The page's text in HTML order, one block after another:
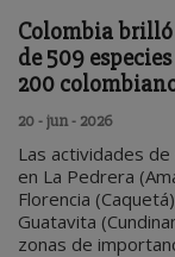
Colombia brilló
de 509
200
20 - jun - 2026
Las actividades
en La Pedrera
Florencia
Guatavita
zonas de